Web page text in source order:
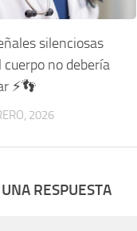
silenciosas
cuerpo no debería
⚡👣
2026
RESPUESTA